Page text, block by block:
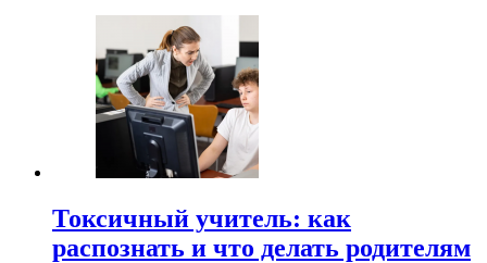
Токсичный учитель: как
распознать и что делать родителям